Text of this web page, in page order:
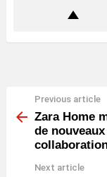
more
Previous article
Zara Home
de
Next article